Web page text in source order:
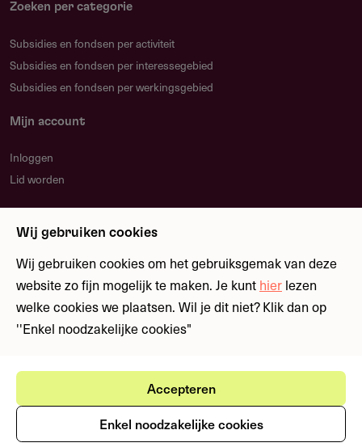
Zoeken per categorie
Subsidies en fondsen per activiteit
Subsidies en fondsen per interessegebied
Subsidies en fondsen per werkingsgebied
Mijn account
Inloggen
Lid worden
Blijf op de hoogte over nieuwe regelingen en
fondsen
Meld je aan
Ⓒ Fondswervingonline 2026
Gebruikersvoorwaarden
Cookies
Wij gebruiken cookies
Wij gebruiken cookies om het gebruiksgemak van deze
website zo fijn mogelijk te maken. Je kunt hier lezen
welke cookies we plaatsen. Wil je dit niet? Klik dan op
''Enkel noodzakelijke cookies"
Accepteren
Enkel noodzakelijke cookies